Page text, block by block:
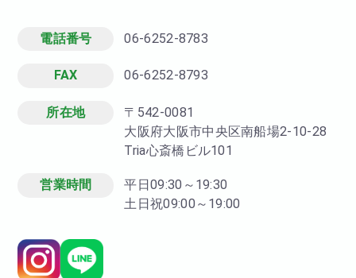
電話番号 06-6252-8783
FAX 06-6252-8793
所在地
〒542-0081
大阪府大阪市中央区南船場2-10-28
Tria心斎橋ビル101
営業時間
平日09:30～19:30
土日祝09:00～19:00